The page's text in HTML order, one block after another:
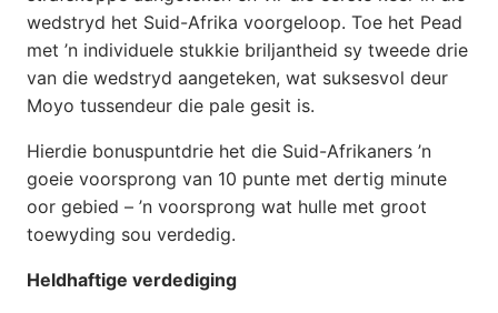
wedstryd het Suid-Afrika voorgeloop. Toe het Pead
met ’n individuele stukkie briljantheid sy tweede drie
van die wedstryd aangeteken, wat suksesvol deur
Moyo tussendeur die pale gesit is.
Hierdie bonuspuntdrie het die Suid-Afrikaners ’n
goeie voorsprong van 10 punte met dertig minute
oor gebied – ’n voorsprong wat hulle met groot
toewyding sou verdedig.
Heldhaftige verdediging